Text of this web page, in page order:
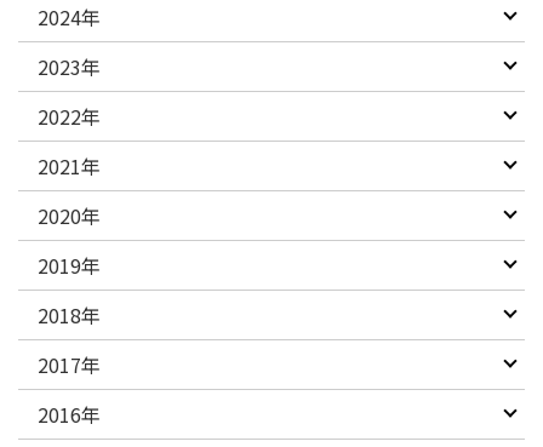
2024年
2023年
2022年
2021年
2020年
2019年
2018年
2017年
2016年